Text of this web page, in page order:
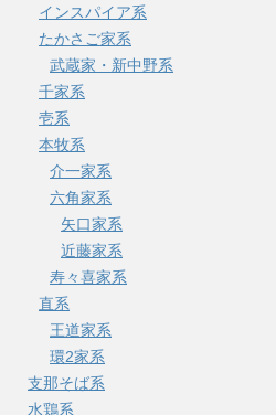
インスパイア系
たかさご家系
武蔵家・新中野系
千家系
壱系
本牧系
介一家系
六角家系
矢口家系
近藤家系
寿々喜家系
直系
王道家系
環2家系
支那そば系
水鶏系